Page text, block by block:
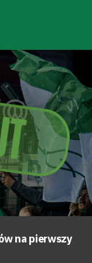
na pierwszy